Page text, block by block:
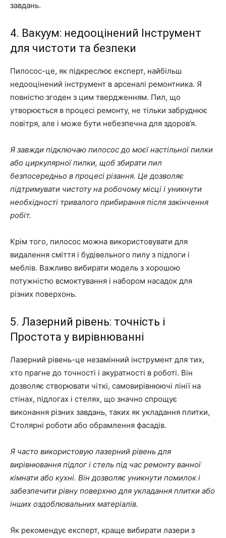
завдань.
4. Вакуум: недооцінений Інструмент
для чистоти та безпеки
Пилосос-це, як підкреслює експерт, найбільш
недооцінений інструмент в арсеналі ремонтника. Я
повністю згоден з цим твердженням. Пил, що
утворюється в процесі ремонту, не тільки забруднює
повітря, але і може бути небезпечна для здоров’я.
Я завжди підключаю пилосос до моєї настільної пилки
або циркулярної пилки, щоб збирати пил
безпосередньо в процесі різання. Це дозволяє
підтримувати чистоту на робочому місці і уникнути
необхідності тривалого прибирання після закінчення
робіт.
Крім того, пилосос можна використовувати для
видалення сміття і будівельного пилу з підлоги і
меблів. Важливо вибирати модель з хорошою
потужністю всмоктування і набором насадок для
різних поверхонь.
5. Лазерний рівень: точність і
Простота у вирівнюванні
Лазерний рівень-це незамінний інструмент для тих,
хто прагне до точності і акуратності в роботі. Він
дозволяє створювати чіткі, самовирівнюючі лінії на
стінах, підлогах і стелях, що значно спрощує
виконання різних завдань, таких як укладання плитки,
Столярні роботи або обрамлення фасадів.
Я часто використовую лазерний рівень для
вирівнювання підлог і стель під час ремонту ванної
кімнати або кухні. Він дозволяє уникнути помилок і
забезпечити рівну поверхню для укладання плитки або
інших оздоблювальних матеріалів.
Як рекомендує експерт, краще вибирати лазери з